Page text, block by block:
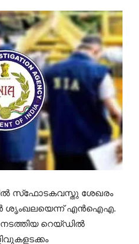
സ്‌ഫോടകവസ്തു ശേഖരം
വന്‍ ശൃംഖലയെന്ന് എന്‍ഐഎ.
നടത്തിയ റെയ്ഡില്‍